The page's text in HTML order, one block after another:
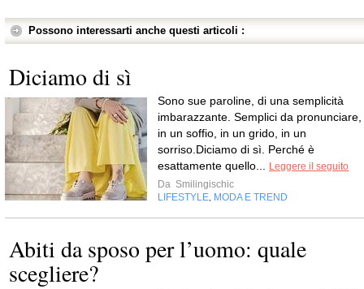
Possono interessarti anche questi articoli :
Diciamo di sì
Sono sue paroline, di una semplicità
imbarazzante. Semplici da pronunciare,
in un soffio, in un grido, in un
sorriso.Diciamo di sì. Perché è
esattamente quello...
Leggere il seguito
Da Smilingischic
LIFESTYLE MODA E TREND
Abiti da sposo per l’uomo: quale
scegliere?